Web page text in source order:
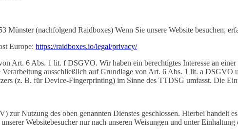
Münster (nachfolgend Raidboxes) Wenn Sie unsere Website besuchen,
Europe: https://raidboxes.io/legal/privacy/
Art. 6 Abs. 1 lit. f DSGVO. Wir haben ein berechtigtes Interesse an
ausschließlich auf Grundlage von Art. 6 Abs. 1 lit. a
(z. B. für Device-Fingerprinting) im Sinne des TTDSG umfasst. Die
zur Nutzung des oben genannten Dienstes geschlossen. Hierbei handelt
Websitebesucher nur nach unseren Weisungen und unter